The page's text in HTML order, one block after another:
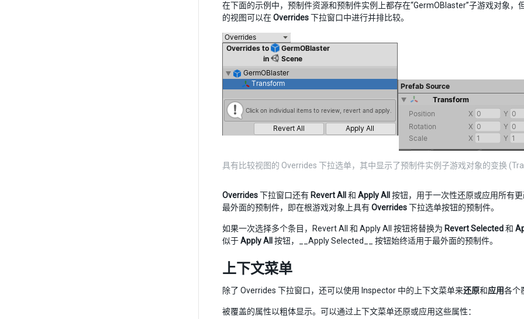
在下面的示例中，预制件资源和预制件实例上都存在“GermOBlaster”子游戏对象
的视图可以在Overrides下拉窗口中进行并排比较。
具有比较视图的 Overrides 下拉选单，其中显示了预制件实例子游戏对象的变换
Overrides下拉窗口还有 Revert All 和 Apply All 按钮，用于一次性还原或应用所有
最外面的预制件，即在根游戏对象上具有Overrides下拉选单按钮的预制件。
如果一次选择多个条目，Revert All 和 Apply All 按钮将替换为 Revert Selected和
似于Apply All 按钮，__Apply Selected__ 按钮始终适用于最外面的预制件。
上下文菜单
除了 Overrides 下拉窗口，还可以使用 Inspector 中的上下文菜单来还原和应用各个
被覆盖的属性以粗体显示。可以通过上下文菜单还原或应用这些属性：